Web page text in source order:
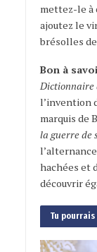
mettez-le à
ajoutez le
brésolles de
Bon à
Dictionnaire
l’invention
marquis de
la guerre de
hachées et
découvrir
Tu